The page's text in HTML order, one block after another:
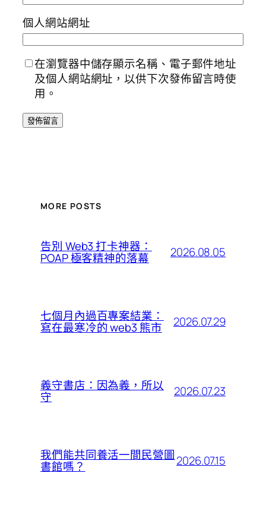
個人網站網址
在瀏覽器中儲存顯示名稱、電子郵件地址
及個人網站網址，以供下次發佈留言時使
用。
MORE POSTS
告別 Web3 打卡神器：
POAP 極客精神的落幕 2026.08.05
七個月內過百專案結業：
寫在最寒冷的 web3 熊市 2026.07.29
義守書店：因為義，所以
守 2026.07.23
我們能共同養活一間民營圖
書館嗎？ 2026.07.15